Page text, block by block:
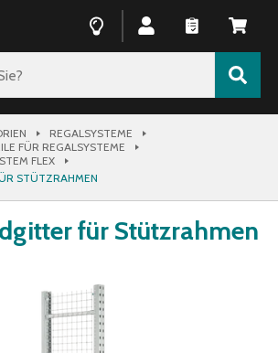
REGALSYSTEME
FÜR REGALSYSTEME
FLEX
STÜTZRAHMEN
für Stützrahmen